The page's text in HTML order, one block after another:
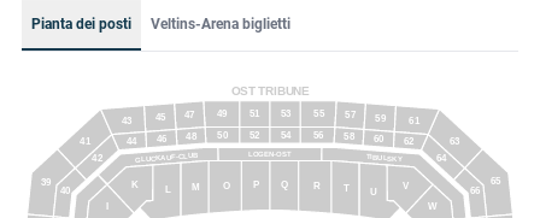
Pianta dei posti Veltins-Arena biglietti
K M O P Q R T U
V
W
39
40
41
42
43
44
45
46
47
48
49
50
51
52
53
54
55
56
57
58
59
60
61
62 63
64
65
66
GLUCKAUF-CLUB LOGEN-OST TIBULSKY
OST TRIBUNE